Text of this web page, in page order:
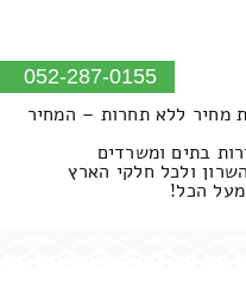
052-287-0155
מחיר ללא תחרות – המחיר
בתים ומשרדים
ולכל חלקי הארץ
מעל הכל!